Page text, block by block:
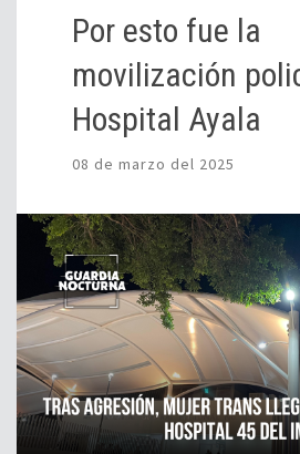
Por esto fue la
movilización
Hospital Ayala
08 de marzo del 2025